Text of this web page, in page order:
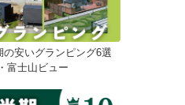
の安いグランピング6選
富士山ビュー